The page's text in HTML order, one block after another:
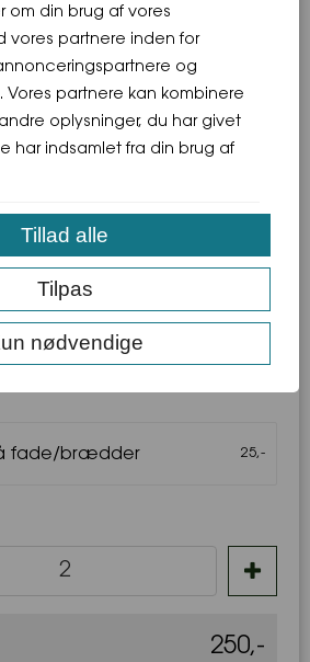
på fade/brædder.
fade/brædder 25,-
250,-
om din brug af vores
vores partnere inden for
og
Vores partnere kan kombinere
oplysninger, du har givet
har indsamlet fra din brug af
nødvendige
Tilpas
Tillad alle